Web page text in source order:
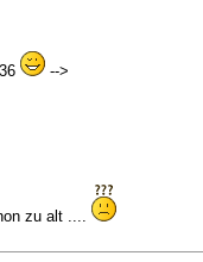
-->
zu alt ....